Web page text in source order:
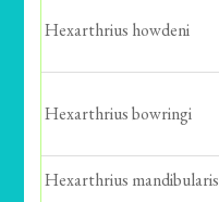
Hexarthrius howdeni
Hexarthrius bowringi
Hexarthrius mandibularis